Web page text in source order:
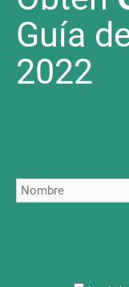
Guía
2022